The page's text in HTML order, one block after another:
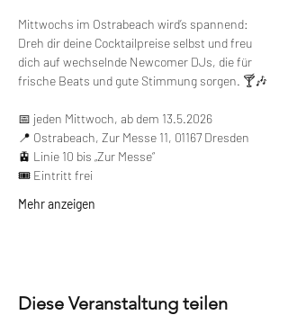
Mittwochs im Ostrabeach wird’s spannend:
Dreh dir deine Cocktailpreise selbst und freu
dich auf wechselnde Newcomer DJs, die für
frische Beats und gute Stimmung sorgen. 🍸🎶
📅 jeden Mittwoch, ab dem 13.5.2026
📍 Ostrabeach, Zur Messe 11, 01167 Dresden
🚊 Linie 10 bis „Zur Messe“
🎟️ Eintritt frei
Mehr anzeigen
Diese Veranstaltung teilen